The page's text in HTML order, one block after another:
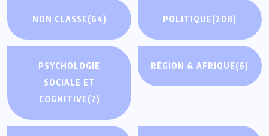
NON CLASSÉ(64) POLITIQUE(208)
PSYCHOLOGIE
SOCIALE ET
COGNITIVE(2)
RÉGION & AFRIQUE(6)